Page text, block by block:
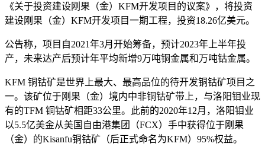
《关于投资建设刚果（金）KFM开发项目的议案》，将投资
建设刚果（金）KFM开发项目一期工程，投资18.26亿美元。
公告称，项目自2021年3月开始筹备，预计2023年上半年投
产，未来达产后预计年平均新增9万吨铜金属和万吨钴金属。
KFM 铜钴矿是世界上最大、最高品位的待开发铜钴矿项目之
一。该矿位于刚果（金）境内中非铜钴矿带上，与洛阳钼业现
有的TFM 铜钴矿相距33公里。此前的2020年12月，洛阳钼业
以5.5亿美金从美国自由港集团（FCX）手中获得位于刚果
（金）的Kisanfu铜钴矿（后正式命名为KFM）95%权益。